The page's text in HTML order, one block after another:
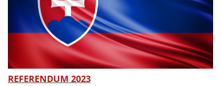
REFERENDUM 2023